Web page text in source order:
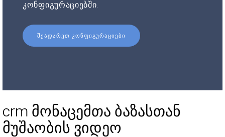
კონფიგურაციებში.
ᲨᲔᲐᲓᲐᲠᲔᲗ ᲙᲝᲜᲤᲘᲒᲣᲠᲐᲪᲘᲔᲑᲘ
crm მონაცემთა ბაზასთან
მუშაობის ვიდეო